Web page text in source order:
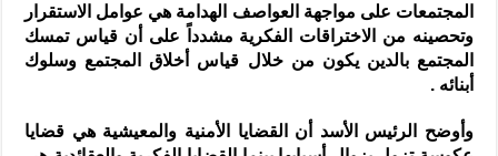
المجتمعات على مواجهة العواصف الهدامة هي عوامل الاستقرار
وتحصينه من الاختراقات الفكرية مشدداً على أن قياس تمسك
المجتمع بالدين يكون من خلال قياس أخلاق المجتمع وسلوك
أبنائه .
وأوضح الرئيس الأسد أن القضايا الأمنية والمعيشية هي قضايا